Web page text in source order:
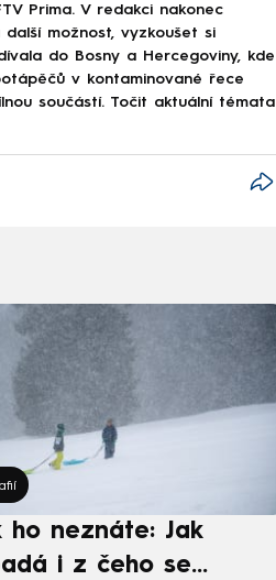
Prima. V redakci nakonec
možnost, vyzkoušet si
do Bosny a Hercegoviny, kde
v kontaminované řece
součástí. Točit aktuální témata
ho neznáte: Jak
i z čeho se